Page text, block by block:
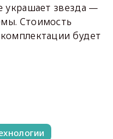
украшает звезда —
Cтоимость
будет